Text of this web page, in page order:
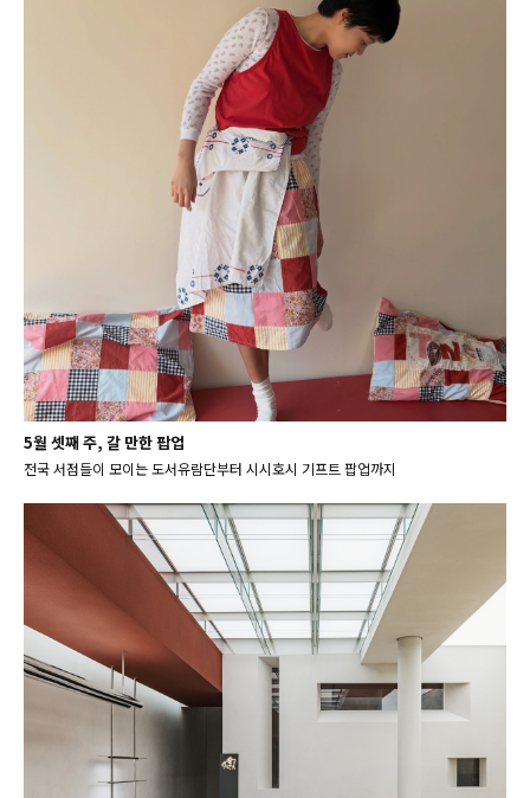
5월 셋째 주, 갈 만한 팝업
전국 서점들이 모이는 도서유람단부터 시시호시 기프트 팝업까지